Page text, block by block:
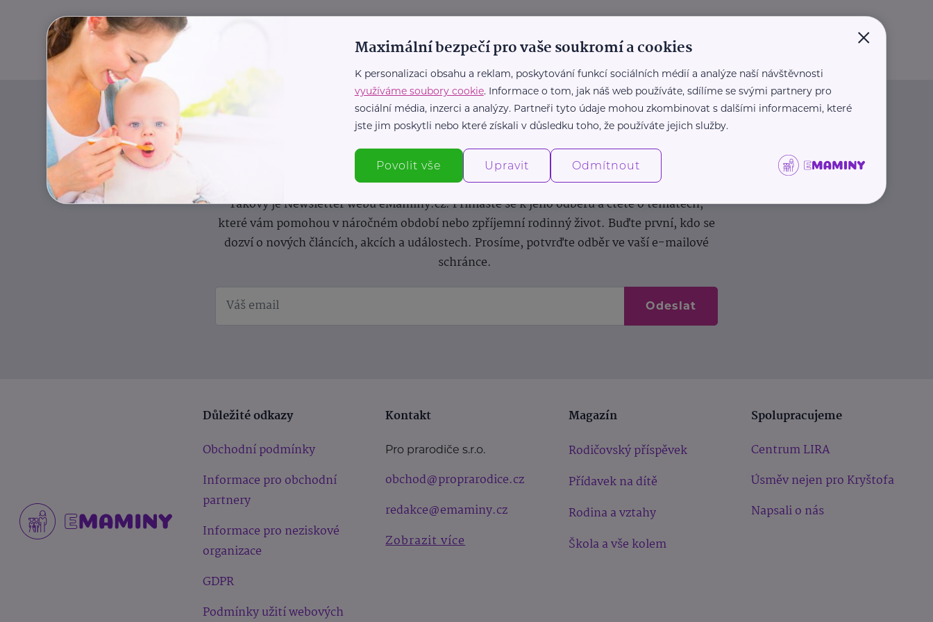
Newsletter
Pravidelný přísun novinek, inspirace na každý den, podpora pro rodiče i sdílení zkušeností.
Takový je Newsletter webu eMaminy.cz. Přihlaste se k jeho odběru a čtěte o tématech,
které vám pomohou v náročném období nebo zpříjemní rodinný život. Buďte první, kdo se
dozví o nových článcích, akcích a událostech. Prosíme, potvrďte odběr ve vaší e-mailové
schránce.
Odeslat
Důležité odkazy
Obchodní podmínky
Informace pro obchodní
partnery
Informace pro neziskové
organizace
GDPR
Podmínky užití webových
Kontakt
Pro prarodiče s.r.o.
obchod@proprarodice.cz
redakce@emaminy.cz
Zobrazit více
Magazín
Rodičovský příspěvek
Přídavek na dítě
Rodina a vztahy
Škola a vše kolem
Spolupracujeme
Centrum LIRA
Úsměv nejen pro Kryštofa
Napsali o nás
×
Maximální bezpečí pro vaše soukromí a cookies
K personalizaci obsahu a reklam, poskytování funkcí sociálních médií a analýze naší návštěvnosti
využíváme soubory cookie. Informace o tom, jak náš web používáte, sdílíme se svými partnery pro
sociální média, inzerci a analýzy. Partneři tyto údaje mohou zkombinovat s dalšími informacemi, které
jste jim poskytli nebo které získali v důsledku toho, že používáte jejich služby.
Povolit vše Upravit Odmítnout